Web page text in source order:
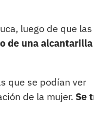
luego de que las
de una
que se podían ver
de la mujer. Se